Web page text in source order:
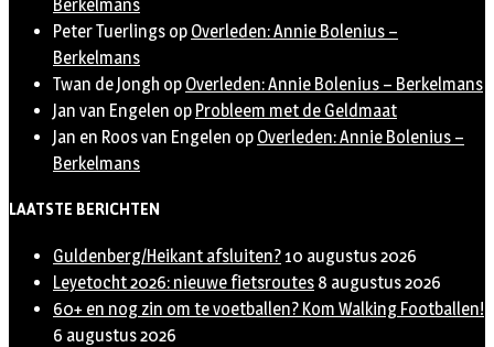
Berkelmans
Peter Tuerlings op Overleden: Annie Bolenius –
Berkelmans
Twan de Jongh op Overleden: Annie Bolenius – Berkelmans
Jan van Engelen op Probleem met de Geldmaat
Jan en Roos van Engelen op Overleden: Annie Bolenius –
Berkelmans
LAATSTE BERICHTEN
Guldenberg/Heikant afsluiten?10 augustus 2026
Leyetocht 2026: nieuwe fietsroutes 8 augustus 2026
60+ en nog zin om te voetballen? Kom Walking Footballen!
6 augustus 2026